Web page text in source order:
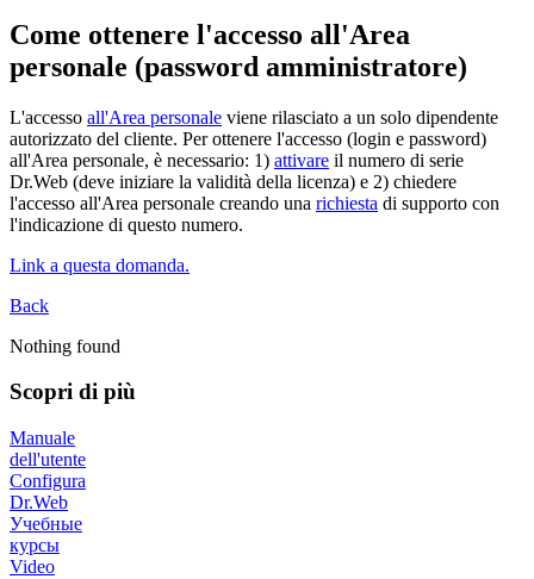
Come ottenere l'accesso all'Area
personale (password amministratore)
L'accesso all'Area personale viene rilasciato a un solo dipendente
autorizzato del cliente. Per ottenere l'accesso (login e password)
all'Area personale, è necessario: 1) attivare il numero di serie
Dr.Web (deve iniziare la validità della licenza) e 2) chiedere
l'accesso all'Area personale creando una richiesta di supporto con
l'indicazione di questo numero.
Link a questa domanda.
Back
Nothing found
Scopri di più
Manuale
dell'utente
Configura
Dr.Web
Учебные
курсы
Video